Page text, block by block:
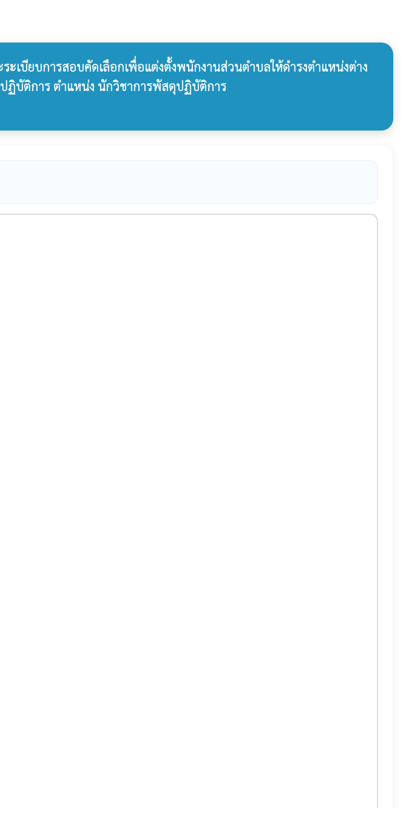
เบียบการสอบคัดเลือกเพื่อแต่งตั้งพนักงานส่วนตำบลให้ดำรงตำแหน่งต่าง
ฏิบัติการ ตำแหน่ง นักวิชาการพัสดุปฏิบัติการ